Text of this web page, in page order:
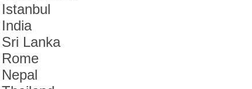
Istanbul
India
Sri Lanka
Rome
Nepal